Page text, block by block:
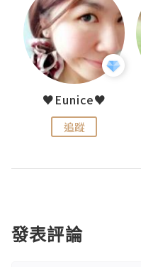
♥Eunice♥
追蹤
發表評論